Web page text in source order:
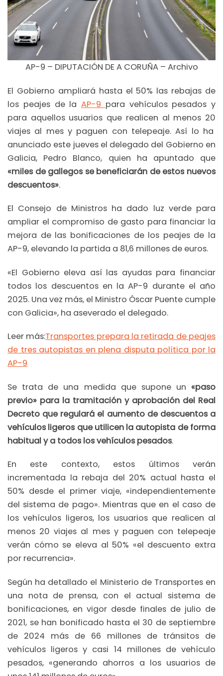
AP-9 – DIPUTACIÓN DE A CORUÑA – Archivo
El Gobierno ampliará hasta el 50% las rebajas de
los peajes de la AP-9 para vehículos pesados y
para aquellos usuarios que realicen al menos 20
viajes al mes y paguen con telepeaje. Así lo ha
anunciado este jueves el delegado del Gobierno en
Galicia, Pedro Blanco, quien ha apuntado que
«miles de gallegos se beneficiarán de estos nuevos
descuentos».
El Consejo de Ministros ha dado luz verde para
ampliar el compromiso de gasto para financiar la
mejora de las bonificaciones de los peajes de la
AP-9, elevando la partida a 81,6 millones de euros.
«El Gobierno eleva así las ayudas para financiar
todos los descuentos en la AP-9 durante el año
2025. Una vez más, el Ministro Óscar Puente cumple
con Galicia», ha aseverado el delegado.
Leer más:Transportes prepara la retirada de peajes
de tres autopistas en plena disputa política por la
AP-9
Se trata de una medida que supone un «paso
previo» para la tramitación y aprobación del Real
Decreto que regulará el aumento de descuentos a
vehículos ligeros que utilicen la autopista de forma
habitual y a todos los vehículos pesados.
En este contexto, estos últimos verán
incrementada la rebaja del 20% actual hasta el
50% desde el primer viaje, «independientemente
del sistema de pago». Mientras que en el caso de
los vehículos ligeros, los usuarios que realicen al
menos 20 viajes al mes y paguen con telepeaje
verán cómo se eleva al 50% «el descuento extra
por recurrencia».
Según ha detallado el Ministerio de Transportes en
una nota de prensa, con el actual sistema de
bonificaciones, en vigor desde finales de julio de
2021, se han bonificado hasta el 30 de septiembre
de 2024 más de 66 millones de tránsitos de
vehículos ligeros y casi 14 millones de vehículo
pesados, «generando ahorros a los usuarios de